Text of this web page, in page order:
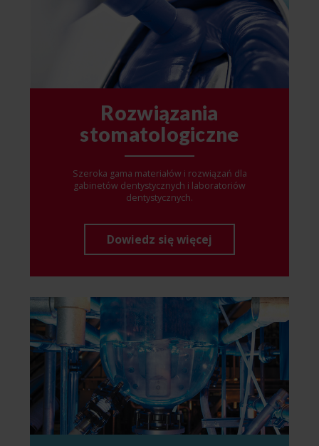
Rozwiązania
stomatologiczne
Szeroka gama materiałów i rozwiązań dla
gabinetów dentystycznych i laboratoriów
dentystycznych.
Dowiedz się więcej